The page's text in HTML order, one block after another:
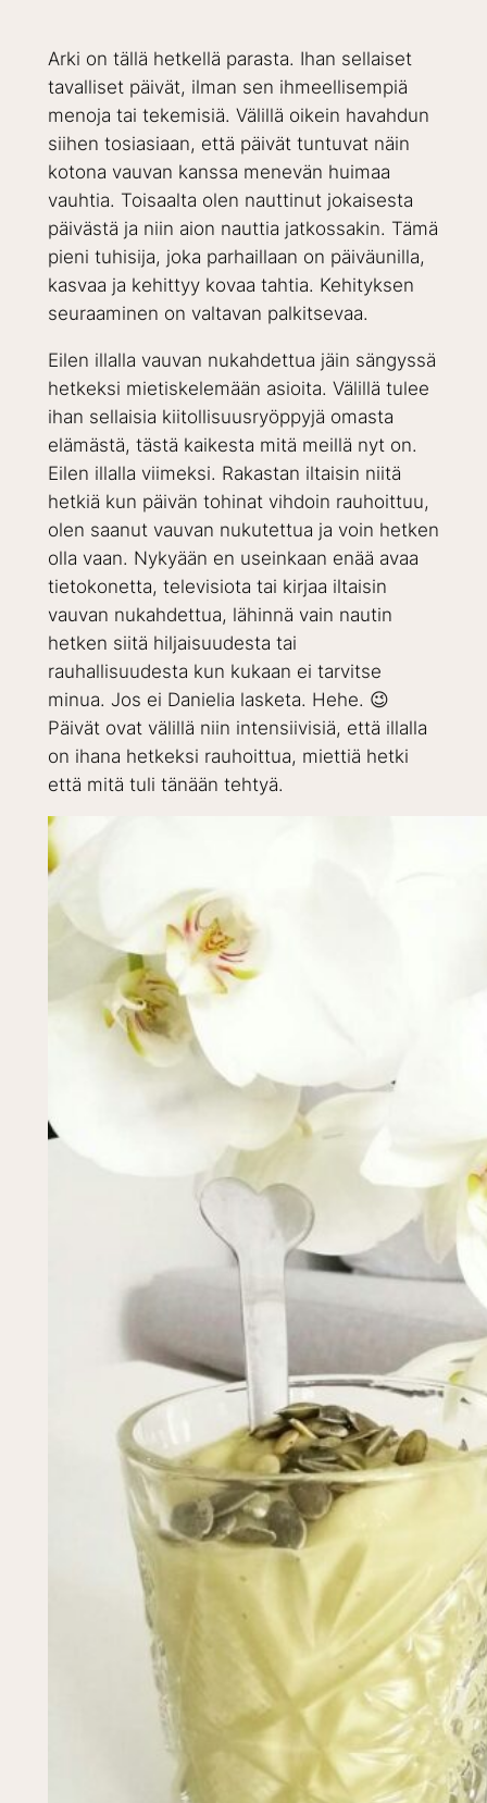
Arki on tällä hetkellä parasta. Ihan sellaiset
tavalliset päivät, ilman sen ihmeellisempiä
menoja tai tekemisiä. Välillä oikein havahdun
siihen tosiasiaan, että päivät tuntuvat näin
kotona vauvan kanssa menevän huimaa
vauhtia. Toisaalta olen nauttinut jokaisesta
päivästä ja niin aion nauttia jatkossakin. Tämä
pieni tuhisija, joka parhaillaan on päiväunilla,
kasvaa ja kehittyy kovaa tahtia. Kehityksen
seuraaminen on valtavan palkitsevaa.
Eilen illalla vauvan nukahdettua jäin sängyssä
hetkeksi mietiskelemään asioita. Välillä tulee
ihan sellaisia kiitollisuusryöppyjä omasta
elämästä, tästä kaikesta mitä meillä nyt on.
Eilen illalla viimeksi. Rakastan iltaisin niitä
hetkiä kun päivän tohinat vihdoin rauhoittuu,
olen saanut vauvan nukutettua ja voin hetken
olla vaan. Nykyään en useinkaan enää avaa
tietokonetta, televisiota tai kirjaa iltaisin
vauvan nukahdettua, lähinnä vain nautin
hetken siitä hiljaisuudesta tai
rauhallisuudesta kun kukaan ei tarvitse
minua. Jos ei Danielia lasketa. Hehe. 😉
Päivät ovat välillä niin intensiivisiä, että illalla
on ihana hetkeksi rauhoittua, miettiä hetki
että mitä tuli tänään tehtyä.